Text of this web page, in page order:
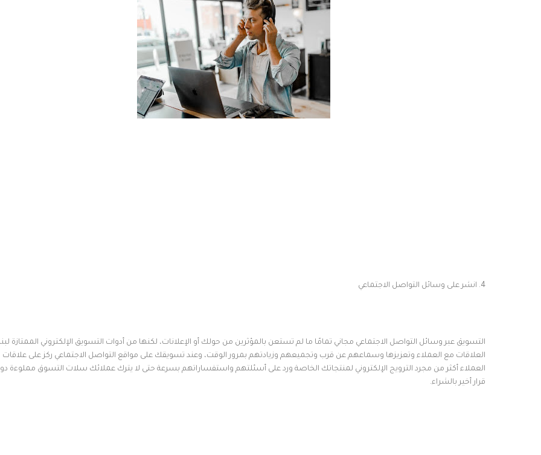
4. انشر على وسائل التواصل الاجتماعي
التسويق عبر وسائل التواصل الاجتماعي مجاني تمامًا ما لم تستعن بالمؤثرين من حولك أو الإعلانات، لكنها من أدوات التسويق الإلكتروني الممتازة
العلاقات مع العملاء وتعزيزها وسماعهم عن قرب وتجميعهم وزيادتهم بمرور الوقت، وعند تسويقك على مواقع التواصل الاجتماعي ركز على علاقات
العملاء أكثر من مجرد الترويج الإلكتروني لمنتجاتك الخاصة ورد على أسئلتهم واستفساراتهم بسرعة حتى لا يترك عملائك سلات التسوق مملوءة
قرار أخير بالشراء.